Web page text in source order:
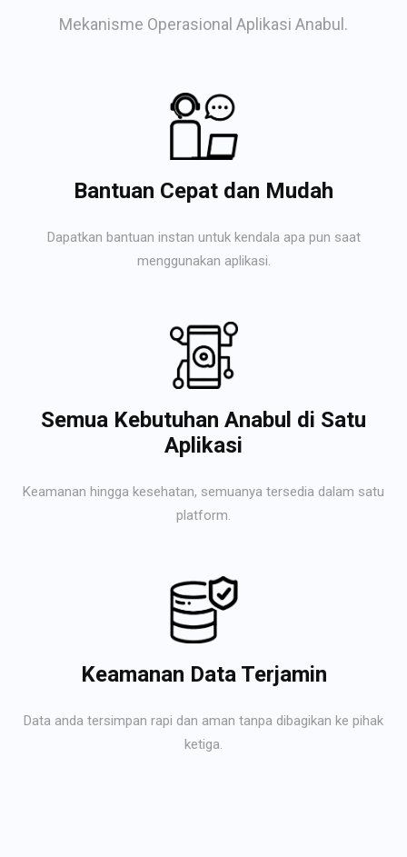
Mekanisme Operasional Aplikasi Anabul.
Bantuan Cepat dan Mudah
Dapatkan bantuan instan untuk kendala apa pun saat
menggunakan aplikasi.
Semua Kebutuhan Anabul di Satu
Aplikasi
Keamanan hingga kesehatan, semuanya tersedia dalam satu
platform.
Keamanan Data Terjamin
Data anda tersimpan rapi dan aman tanpa dibagikan ke pihak
ketiga.